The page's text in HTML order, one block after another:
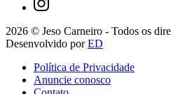
2026 © Jeso Carneiro - Todos os
Desenvolvido porED
Política de Privacidade
Anuncie conosco